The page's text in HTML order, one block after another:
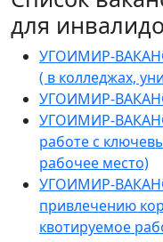
для
УГОИМИР-
( в колледжах,
УГОИМИР-
УГОИМИР-
работе с
рабочее место)
УГОИМИР-
привлечению
квотируемое